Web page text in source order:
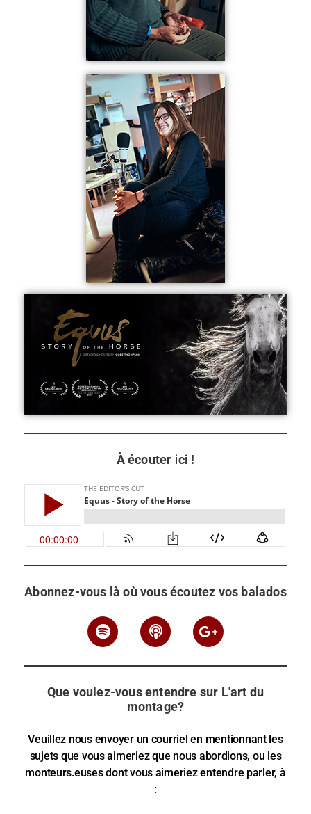
À écouter ici !
Abonnez-vous là où vous écoutez vos balados
Que voulez-vous entendre sur L'art du
montage?
Veuillez nous envoyer un courriel en mentionnant les
sujets que vous aimeriez que nous abordions, ou les
monteurs.euses dont vous aimeriez entendre parler, à
: